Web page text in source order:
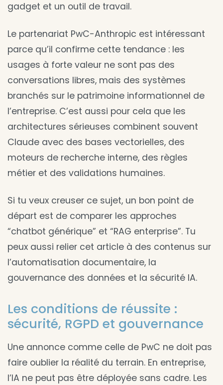
gadget et un outil de travail.
Le partenariat PwC-Anthropic est intéressant
parce qu’il confirme cette tendance : les
usages à forte valeur ne sont pas des
conversations libres, mais des systèmes
branchés sur le patrimoine informationnel de
l’entreprise. C’est aussi pour cela que les
architectures sérieuses combinent souvent
Claude avec des bases vectorielles, des
moteurs de recherche interne, des règles
métier et des validations humaines.
Si tu veux creuser ce sujet, un bon point de
départ est de comparer les approches
“chatbot générique” et “RAG enterprise”. Tu
peux aussi relier cet article à des contenus sur
l’automatisation documentaire, la
gouvernance des données et la sécurité IA.
Les conditions de réussite :
sécurité, RGPD et gouvernance
Une annonce comme celle de PwC ne doit pas
faire oublier la réalité du terrain. En entreprise,
l’IA ne peut pas être déployée sans cadre. Les